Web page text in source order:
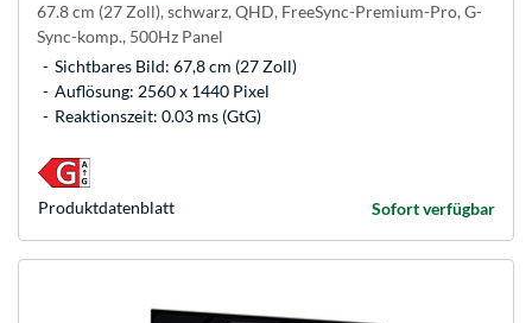
67.8 cm (27 Zoll), schwarz, QHD, FreeSync-Premium-Pro, G-
Sync-komp., 500Hz Panel
Sichtbares Bild: 67,8 cm (27 Zoll)
Auflösung: 2560 x 1440 Pixel
Reaktionszeit: 0.03 ms (GtG)
Sofort verfügbar
Produkt­datenblatt